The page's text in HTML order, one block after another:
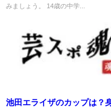
みましょう。 14歳の中学...
池田エライザのカップは？